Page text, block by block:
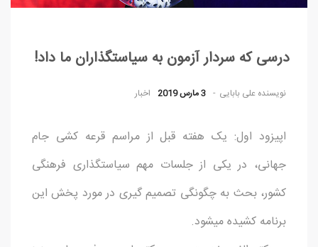
درسی که سردار آزمون به سیاستگذاران ما داد!
نویسنده علی بابایی 3 مارس 2019 اخبار
اپیزود اول: یک هفته قبل از مراسم قرعه کشی جام
جهانی، در یکی از جلسات مهم سیاستگذاری فرهنگی
کشور، بحث به چگونگی تصمیم گیری در مورد پخش این
برنامه کشیده میشود.